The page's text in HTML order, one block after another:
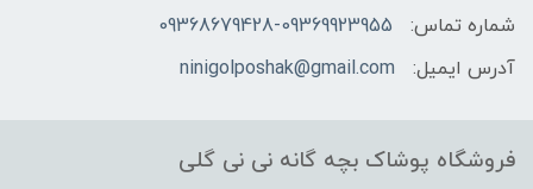
شماره تماس:
09368679428-09369923955
آدرس ایمیل:
ninigolposhak@gmail.com
فروشگاه پوشاک بچه گانه نی نی گلی